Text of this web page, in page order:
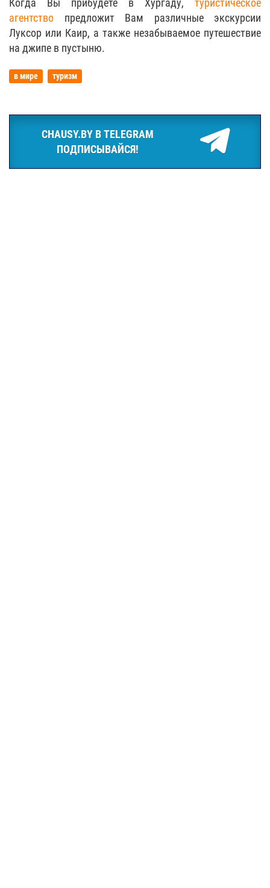
агентство предложит Вам различные экскурсии
Луксор или Каир, а также незабываемое путешествие
на джипе в пустыню.
в мире туризм
CHAUSY.BY В TELEGRAM
ПОДПИСЫВАЙСЯ!